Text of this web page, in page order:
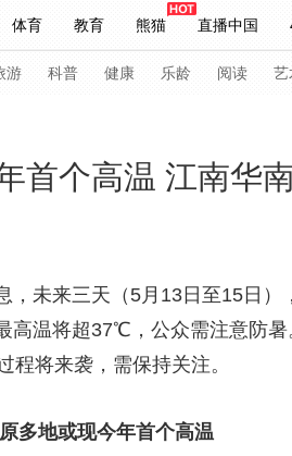
体育 教育 熊猫 直播中国
妙语 热解读 天天学习
持人 下载央视影音
游 科普 健康 乐龄 阅读 艺
习式妙语 央视快评 央视网评
道 VR/AR 4K专区 全景新闻
入列 人生第一次 人生第二次
奥会 CBA NBA 中超
首个高温 江南华
，未来三天（5月13日至15日
高温将超37℃，公众需注意防
程将来袭，需保持关注。
多地或现今年首个高温